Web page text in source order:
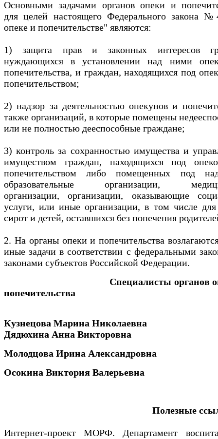
Основными задачами органов опеки и
для целей настоящего Федерального закона
опеке и попечительстве" являются:
1) защита прав и законных интересов
нуждающихся в установлении над ними
попечительства, и граждан, находящихся под
попечительством;
2) надзор за деятельностью опекунов и
также организаций, в которые помещены
или не полностью дееспособные граждане;
3) контроль за сохранностью имущества и
имуществом граждан, находящихся под
попечительством либо помещенных под
образовательные организации,
организации, организации, оказывающие
услуги, или иные организации, в том числе для
сирот и детей, оставшихся без попечения
2. На органы опеки и попечительства
иные задачи в соответствии с федеральными
законами субъектов Российской Федерации.
Специалисты органов
попечительства
Кузнецова Марина Николаевна
Дядюхина Анна Викторовна
Молодцова Ирина Александровна
Осокина Виктория Валерьевна
Полезные
Интернет-проект МОРФ. Департамент